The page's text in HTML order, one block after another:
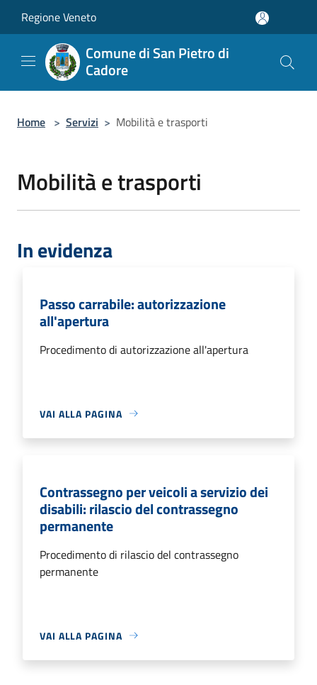
Regione Veneto
Comune di San Pietro di
Cadore
Home > Servizi > Mobilità e trasporti
Mobilità e trasporti
In evidenza
Passo carrabile: autorizzazione
all'apertura
Procedimento di autorizzazione all'apertura
VAI ALLA PAGINA
Contrassegno per veicoli a servizio dei
disabili: rilascio del contrassegno
permanente
Procedimento di rilascio del contrassegno
permanente
VAI ALLA PAGINA